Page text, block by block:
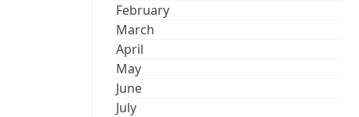
February
March
April
May
June
July